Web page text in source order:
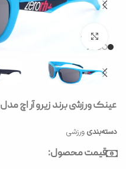
بزرگنمایی تصویر
عینک ورزشی برند زیرو آر اچ مدل ZH768
دسته‌بندی ورزشی
قیمت محصول: